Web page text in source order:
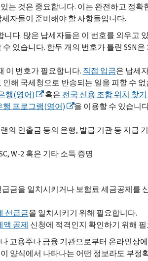
는 것은 중요합니다. 이는 완전하고 정확
자들이 준비해야 할 사항들입니다.
다. 많은 납세자들은 이 번호를 외우고
있습니다. 한두 개의 번호가 틀린 SSN은
이 번호가 필요합니다. 직접 입금은 납세
해 국세청으로 반송되는 일을 피할 수 없
행(영어) 혹은 전국 신용 조합 위치 찾
행 프로그램(영어)
을 이용할 수 있습니
의 인출금 등의 은행, 발급 기관 등 지급
,W-2 혹은 기타 소득 증명
금을 일치시키거나 보험료 세금공제를
선급금을 일치시키기 위해 필요합니다.
액 공제 신청에 적격인지 확인하기 위해
고용주나 금융 기관으로부터 온라인상
양식에서 나타나는 어떤 정보라도 부정